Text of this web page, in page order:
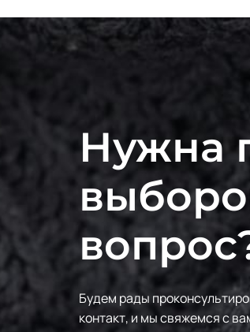
Нужна
Будем рады
контакт, и мы свяжемся с